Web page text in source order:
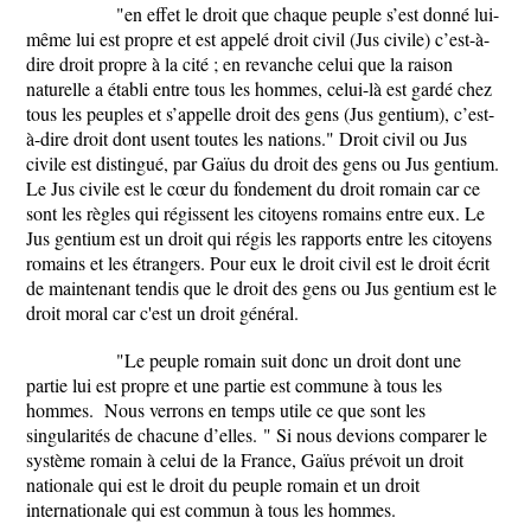
"en effet le droit que chaque peuple s’est donné lui-
même lui est propre et est appelé droit civil (Jus civile) c’est-à-
dire droit propre à la cité ; en revanche celui que la raison
naturelle a établi entre tous les hommes, celui-là est gardé chez
tous les peuples et s’appelle droit des gens (Jus gentium), c’est-
à-dire droit dont usent toutes les nations." Droit civil ou Jus
civile est distingué, par Gaïus du droit des gens ou Jus gentium.
Le Jus civile est le cœur du fondement du droit romain car ce
sont les règles qui régissent les citoyens romains entre eux. Le
Jus gentium est un droit qui régis les rapports entre les citoyens
romains et les étrangers. Pour eux le droit civil est le droit écrit
de maintenant tendis que le droit des gens ou Jus gentium est le
droit moral car c'est un droit général.
"Le peuple romain suit donc un droit dont une
partie lui est propre et une partie est commune à tous les
hommes. Nous verrons en temps utile ce que sont les
singularités de chacune d’elles. " Si nous devions comparer le
système romain à celui de la France, Gaïus prévoit un droit
nationale qui est le droit du peuple romain et un droit
internationale qui est commun à tous les hommes.